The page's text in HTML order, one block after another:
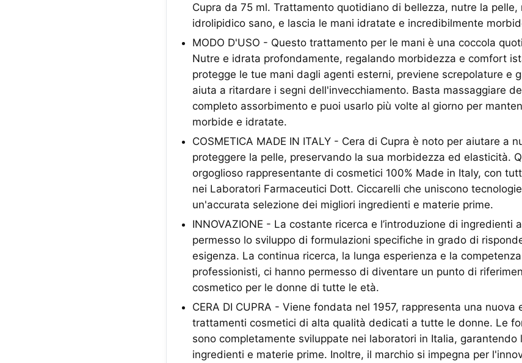
Cupra da 75 ml. Trattamento quotidiano di bellezza, nutre la
idrolipidico sano, e lascia le mani idratate e incredibilmente
MODO D'USO - Questo trattamento per le mani è una coccola
Nutre e idrata profondamente, regalando morbidezza e comfort
protegge le tue mani dagli agenti esterni, previene screpolature e
aiuta a ritardare i segni dell'invecchiamento. Basta massaggiare
completo assorbimento e puoi usarlo più volte al giorno per
morbide e idratate.
COSMETICA MADE IN ITALY - Cera di Cupra è noto per aiutare a
proteggere la pelle, preservando la sua morbidezza ed elasticità.
orgoglioso rappresentante di cosmetici 100% Made in Italy, con
nei Laboratori Farmaceutici Dott. Ciccarelli che uniscono
un'accurata selezione dei migliori ingredienti e materie prime.
INNOVAZIONE - La costante ricerca e l’introduzione di ingredienti
permesso lo sviluppo di formulazioni specifiche in grado di
esigenza. La continua ricerca, la lunga esperienza e la
professionisti, ci hanno permesso di diventare un punto di
cosmetico per le donne di tutte le età.
CERA DI CUPRA - Viene fondata nel 1957, rappresenta una nuova
trattamenti cosmetici di alta qualità dedicati a tutte le donne. Le
sono completamente sviluppate nei laboratori in Italia, garantendo
ingredienti e materie prime. Inoltre, il marchio si impegna per